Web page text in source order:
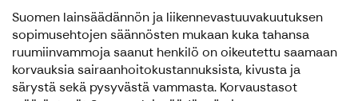
Suomen lainsäädännön ja liikennevastuuvakuutuksen
sopimusehtojen säännösten mukaan kuka tahansa
ruumiinvammoja saanut henkilö on oikeutettu saamaan
korvauksia sairaanhoitokustannuksista, kivusta ja
särystä sekä pysyvästä vammasta. Korvaustasot